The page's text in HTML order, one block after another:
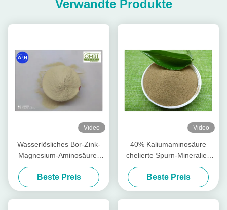
Verwandte Produkte
Video
Wasserlösliches Bor-Zink-
Magnesium-Aminosäure-
Chelate pulverisieren frei
Beste Preis
Video
40% Kaliumaminosäure
chelierte Spurn-Mineralien
für das Bananen-Pflanzen
Beste Preis